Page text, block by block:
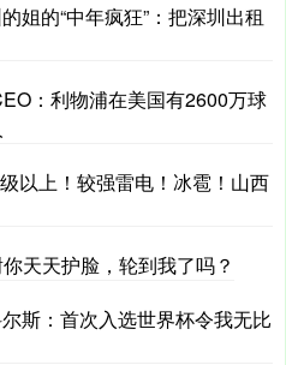
姐的“中年疯狂”：把深圳出租
：利物浦在美国有2600万球
以上！较强雷电！冰雹！山西
天天护脸，轮到我了吗？
斯：首次入选世界杯令我无比